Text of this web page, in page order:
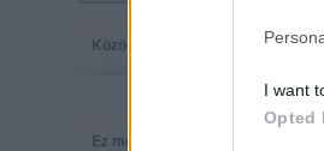
I want
Opted
Közösség
Ez megy